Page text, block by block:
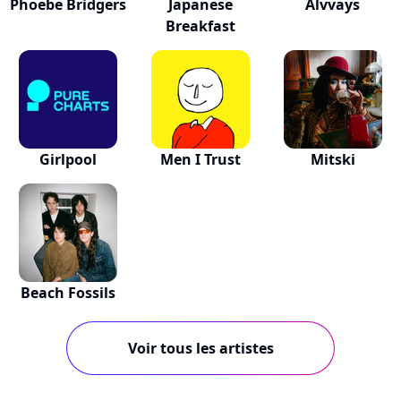
Phoebe Bridgers
Japanese
Breakfast
Alvvays
Girlpool Men I Trust Mitski
Beach Fossils
Voir tous les artistes